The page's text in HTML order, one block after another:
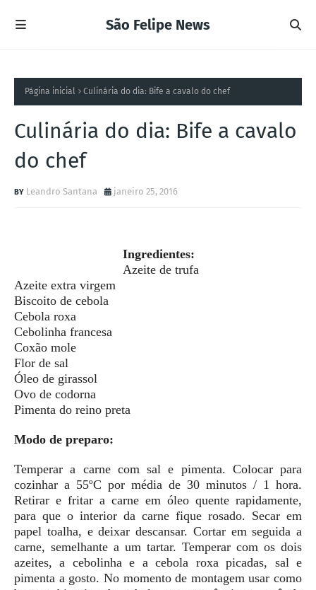
São Felipe News
Página inicial Culinária do dia: Bife a cavalo do chef
Culinária do dia: Bife a cavalo
do chef
Leandro Santana janeiro 25, 2016
Ingredientes:
Azeite de trufa
Azeite extra virgem
Biscoito de cebola
Cebola roxa
Cebolinha francesa
Coxão mole
Flor de sal
Óleo de girassol
Ovo de codorna
Pimenta do reino preta
Modo de preparo:
Temperar a carne com sal e pimenta. Colocar para
cozinhar a 55ºC por média de 30 minutos / 1 hora.
Retirar e fritar a carne em óleo quente rapidamente,
para que o interior da carne fique rosado. Secar em
papel toalha, e deixar descansar. Cortar em seguida a
carne, semelhante a um tartar. Temperar com os dois
azeites, a cebolinha e a cebola roxa picadas, sal e
pimenta a gosto. No momento de montagem usar como